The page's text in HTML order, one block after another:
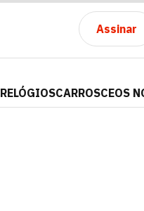
Assinar
RELÓGIOSCARROSCEOS